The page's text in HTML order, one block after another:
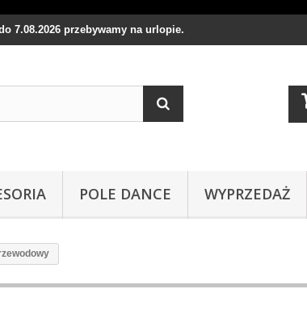
7.08.2026 przebywamy na urlopie.
POLE DANCE WYPRZEDAŻ